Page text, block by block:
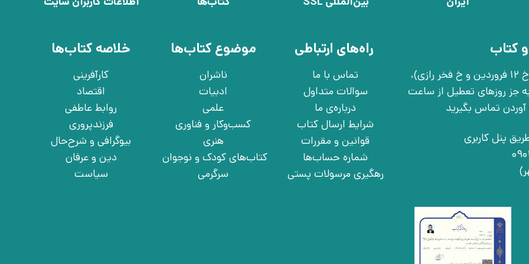
کتاب
تهران، خ انقلاب، خ 12 فروردین، خ روانمهر شرقی(بین خ 12 فروردین و خ فخر رازی)،
به جز روزهای تعطیل از ساعت
پنل کاربری
راه‌های ارتباطی
تماس با ما
سوالات متداول
درباره‌ی ما
شرایط ارسال کتاب
قوانین و مقررات
شماره حساب‌ها
رهگیری مرسولات پستی
موضوع کتاب‌ها
ناشران
ادبیات
علمی
کسب‌وکار و فناوری
هنری
کتاب‌های کودک و نوجوان
سرگرمی
خلاصه کتاب‌ها
کارآفرینی
اقتصاد
روابط عاطفی
فرزندپروری
بیوگرافی و شرح‌حال
دین و عرفان
سیاست